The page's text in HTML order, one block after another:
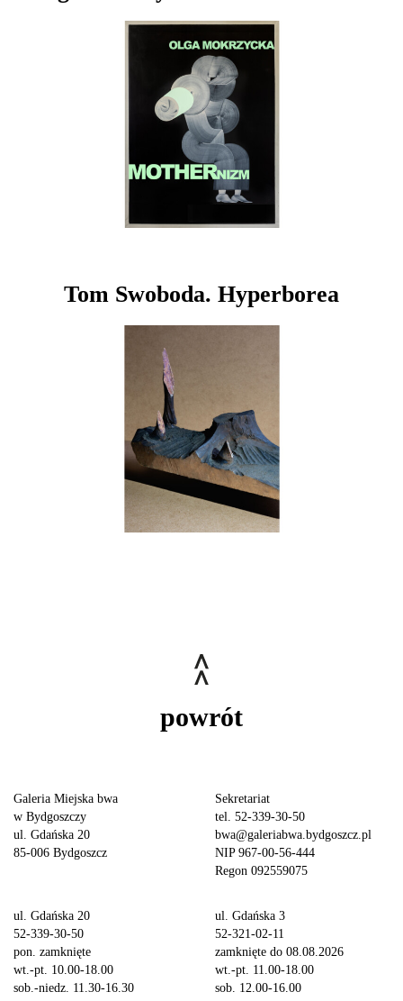
Tom Swoboda. Hyperborea
powrót
Galeria Miejska bwa
w Bydgoszczy
ul. Gdańska 20
85-006 Bydgoszcz
Sekretariat
tel. 52-339-30-50
bwa@galeriabwa.bydgoszcz.pl
NIP 967-00-56-444
Regon 092559075
ul. Gdańska 20
52-339-30-50
pon. zamknięte
wt.-pt. 10.00-18.00
sob.-niedz. 11.30-16.30
ul. Gdańska 3
52-321-02-11
zamknięte do 08.08.2026
wt.-pt. 11.00-18.00
sob. 12.00-16.00